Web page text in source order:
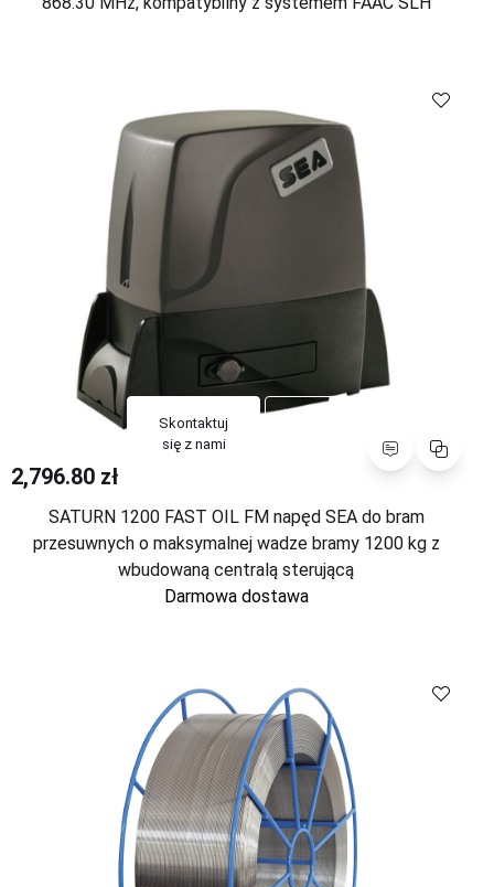
Skontaktuj
się z nami
2,796.80 zł
SATURN 1200 FAST OIL FM napęd SEA do bram
przesuwnych o maksymalnej wadze bramy 1200 kg z
wbudowaną centralą sterującą
Darmowa dostawa